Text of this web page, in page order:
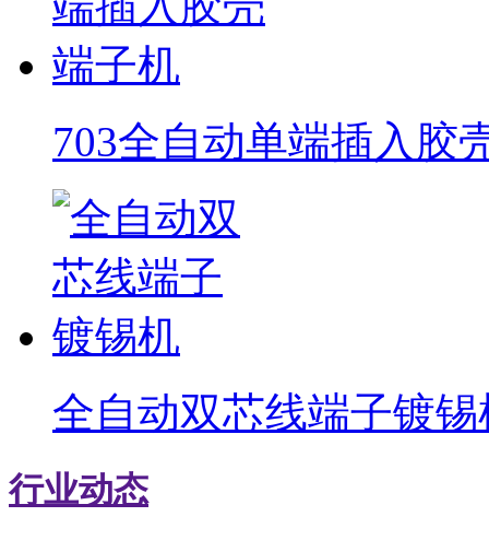
703全自动单端插入胶
全自动双芯线端子镀锡
行业动态